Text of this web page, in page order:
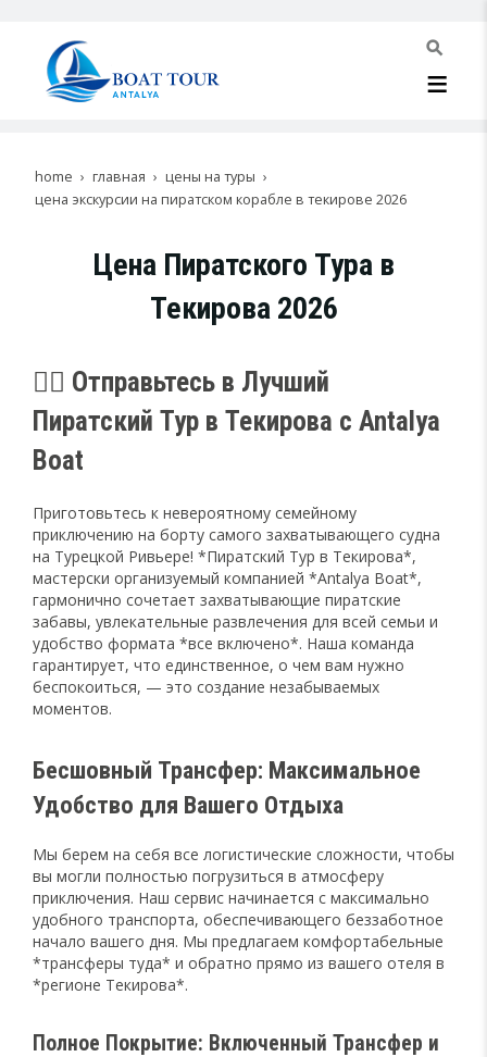
home главная
цены на туры
цена экскурсии на пиратском корабле в текирове 2026
Цена Пиратского Тура в
Текирова 2026
🏴‍☠️ Отправьтесь в Лучший
Пиратский Тур в Текирова с Antalya
Boat
Приготовьтесь к невероятному семейному
приключению на борту самого захватывающего судна
на Турецкой Ривьере! *Пиратский Тур в Текирова*,
мастерски организуемый компанией *Antalya Boat*,
гармонично сочетает захватывающие пиратские
забавы, увлекательные развлечения для всей семьи и
удобство формата *все включено*. Наша команда
гарантирует, что единственное, о чем вам нужно
беспокоиться, — это создание незабываемых
моментов.
Бесшовный Трансфер: Максимальное
Удобство для Вашего Отдыха
Мы берем на себя все логистические сложности, чтобы
вы могли полностью погрузиться в атмосферу
приключения. Наш сервис начинается с максимально
удобного транспорта, обеспечивающего беззаботное
начало вашего дня. Мы предлагаем комфортабельные
*трансферы туда* и обратно прямо из вашего отеля в
*регионе Текирова*.
Полное Покрытие: Включенный Трансфер и